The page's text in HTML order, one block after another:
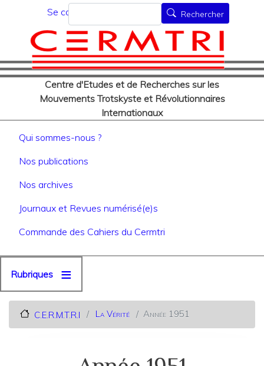
au
contenu
principal
Menu du compte de
Se connecter
Centre d'Etudes et de Recherches sur les
Mouvements Trotskyste et Révolutionnaires
Internationaux
Rechercher Rechercher
Navigation principale
Qui sommes-nous ?
Nos publications
Nos archives
Journaux et Revues numérisé(e)s
Commande des Cahiers du Cermtri
Rubriques
C.E.R.M.T.R.I La Vérité Année 1951